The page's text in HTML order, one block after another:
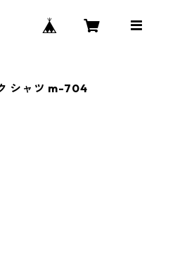
シャツ m-704